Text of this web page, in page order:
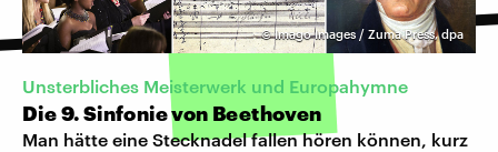
©Imago Images / Zuma Press, dpa
Unsterbliches Meisterwerk und Europahymne
Die 9. Sinfonie von Beethoven
Man hätte eine Stecknadel fallen hören können, kurz